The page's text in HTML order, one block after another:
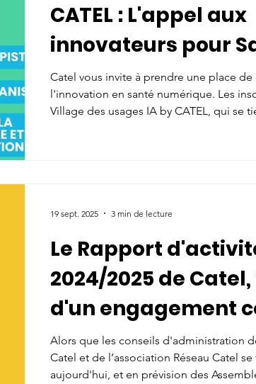
CATEL : L'appel aux
innovateurs pour
2026 est lancé !
Catel vous invite à prendre une place
l'innovation en santé numérique. Les
Village des usages IA by CATEL, qui se
Le Rapport
2024/2025 de
d'un engagement
Alors que les conseils d'administration
Catel et de l’association Réseau Catel
aujourd'hui, et en prévision des
19 sept. 2025 3 min de lecture